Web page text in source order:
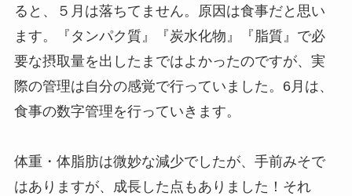
ると、５月は落ちてません。原因は食事だと思い
ます。『タンパク質』『炭水化物』『脂質』で必
要な摂取量を出したまではよかったのですが、実
際の管理は自分の感覚で行っていました。6月は、
食事の数字管理を行っていきます。
体重・体脂肪は微妙な減少でしたが、手前みそで
はありますが、成長した点もありました！それ